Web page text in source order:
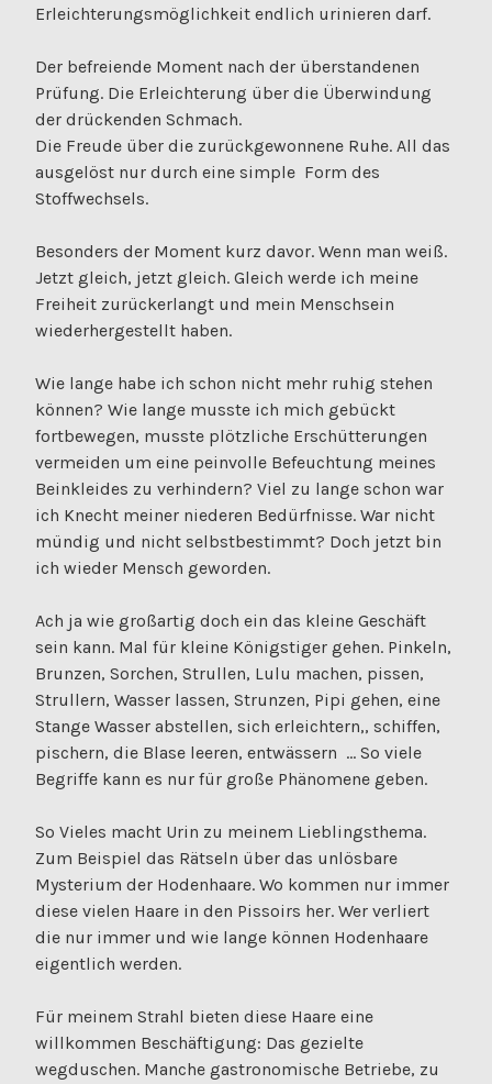
Erleichterungsmöglichkeit endlich urinieren darf.
Der befreiende Moment nach der überstandenen
Prüfung. Die Erleichterung über die Überwindung
der drückenden Schmach.
Die Freude über die zurückgewonnene Ruhe. All das
ausgelöst nur durch eine simple Form des
Stoffwechsels.
Besonders der Moment kurz davor. Wenn man weiß.
Jetzt gleich, jetzt gleich. Gleich werde ich meine
Freiheit zurückerlangt und mein Menschsein
wiederhergestellt haben.
Wie lange habe ich schon nicht mehr ruhig stehen
können? Wie lange musste ich mich gebückt
fortbewegen, musste plötzliche Erschütterungen
vermeiden um eine peinvolle Befeuchtung meines
Beinkleides zu verhindern? Viel zu lange schon war
ich Knecht meiner niederen Bedürfnisse. War nicht
mündig und nicht selbstbestimmt? Doch jetzt bin
ich wieder Mensch geworden.
Ach ja wie großartig doch ein das kleine Geschäft
sein kann. Mal für kleine Königstiger gehen. Pinkeln,
Brunzen, Sorchen, Strullen, Lulu machen, pissen,
Strullern, Wasser lassen, Strunzen, Pipi gehen, eine
Stange Wasser abstellen, sich erleichtern,, schiffen,
pischern, die Blase leeren, entwässern … So viele
Begriffe kann es nur für große Phänomene geben.
So Vieles macht Urin zu meinem Lieblingsthema.
Zum Beispiel das Rätseln über das unlösbare
Mysterium der Hodenhaare. Wo kommen nur immer
diese vielen Haare in den Pissoirs her. Wer verliert
die nur immer und wie lange können Hodenhaare
eigentlich werden.
Für meinem Strahl bieten diese Haare eine
willkommen Beschäftigung: Das gezielte
wegduschen. Manche gastronomische Betriebe, zu